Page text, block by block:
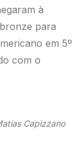
à
para
em 5º
com o
Capizzano